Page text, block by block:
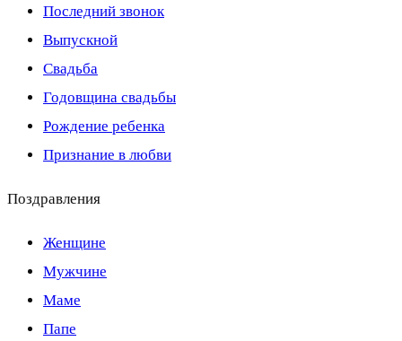
Последний звонок
Выпускной
Свадьба
Годовщина свадьбы
Рождение ребенка
Признание в любви
Поздравления
Женщине
Мужчине
Маме
Папе